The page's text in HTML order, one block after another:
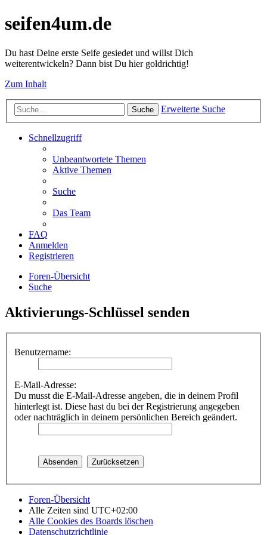
seifen4um.de
Du hast Deine erste Seife gesiedet und willst Dich
weiterentwickeln? Dann bist Du hier goldrichtig!
Zum Inhalt
Suche Erweiterte Suche
Schnellzugriff
Unbeantwortete Themen
Aktive Themen
Suche
Das Team
FAQ
Anmelden
Registrieren
Foren-Übersicht
Suche
Aktivierungs-Schlüssel senden
Benutzername:
E-Mail-Adresse:
Du musst die E-Mail-Adresse angeben, die in deinem Profil
hinterlegt ist. Diese hast du bei der Registrierung angegeben
oder nachträglich in deinem persönlichen Bereich geändert.
Foren-Übersicht
Alle Zeiten sind UTC+02:00
Alle Cookies des Boards löschen
Datenschutzrichtlinie